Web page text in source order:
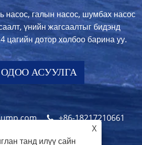
насос, галын насос, шумбах насос
үнийн жагсаалтыг бидэнд
цагийн дотор холбоо барина уу.
ОДОО АСУУЛГА
+86-18217210661
+86-18217210661
X
танд илүү сайн